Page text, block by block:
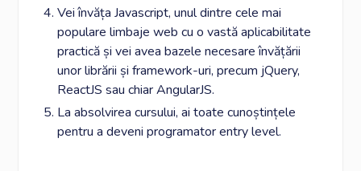
Vei învăța Javascript, unul dintre cele mai
populare limbaje web cu o vastă aplicabilitate
practică și vei avea bazele necesare învățării
unor librării și framework-uri, precum jQuery,
ReactJS sau chiar AngularJS.
La absolvirea cursului, ai toate cunoștințele
pentru a deveni programator entry level.